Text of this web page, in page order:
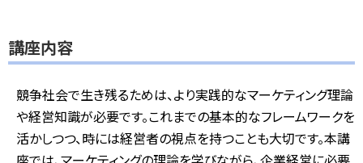
講座内容
競争社会で生き残るためは、より実践的なマーケティング理論
や経営知識が必要です。これまでの基本的なフレームワークを
活かしつつ、時には経営者の視点を持つことも大切です。本講